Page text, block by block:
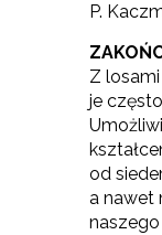
P.
Z
je
od
a nawet